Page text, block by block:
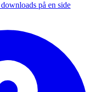
på en side